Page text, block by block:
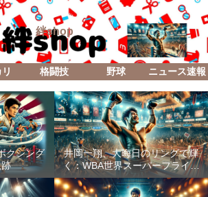
絆shop
格闘技 野球 ニュース速報
クシング
井岡一翔、大晦日のリングで輝
く：WBA世界スーパーフライ級
防衛戦「Lifetime Boxing Fights
18」